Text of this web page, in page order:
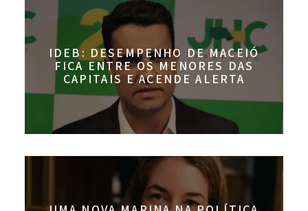
IDEB: DESEMPENHO DE MACEIÓ
FICA ENTRE OS MENORES DAS
CAPITAIS E ACENDE ALERTA